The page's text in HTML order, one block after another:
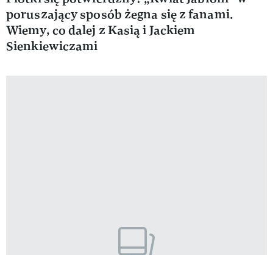
poruszający sposób żegna się z fanami.
Wiemy, co dalej z Kasią i Jackiem
Sienkiewiczami